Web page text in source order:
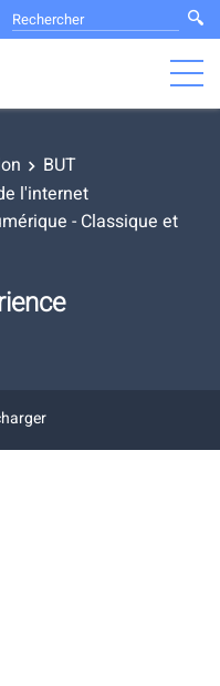
BUT
l'internet
- Classique et